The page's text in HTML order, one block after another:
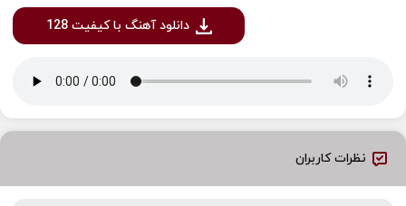
دانلود آهنگ با کیفیت 128
نظرات کاربران